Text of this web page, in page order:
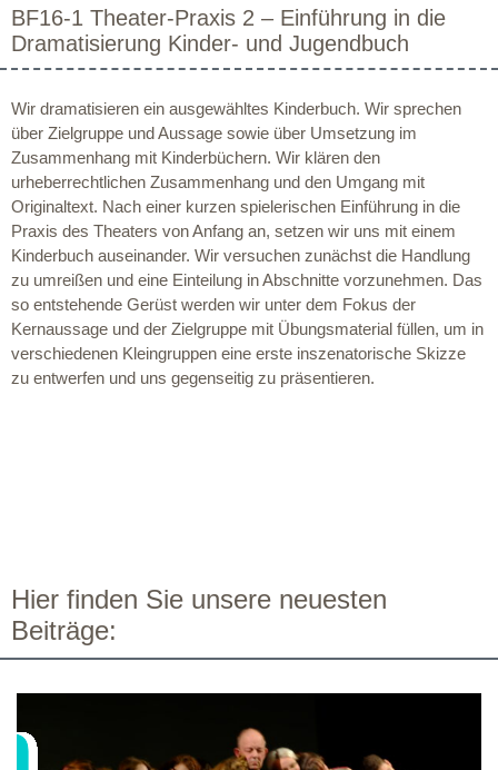
BF16-1 Theater-Praxis 2 – Einführung in die
Dramatisierung Kinder- und Jugendbuch
Wir dramatisieren ein ausgewähltes Kinderbuch. Wir sprechen
über Zielgruppe und Aussage sowie über Umsetzung im
Zusammenhang mit Kinderbüchern. Wir klären den
urheberrechtlichen Zusammenhang und den Umgang mit
Originaltext. Nach einer kurzen spielerischen Einführung in die
Praxis des Theaters von Anfang an, setzen wir uns mit einem
Kinderbuch auseinander. Wir versuchen zunächst die Handlung
zu umreißen und eine Einteilung in Abschnitte vorzunehmen. Das
so entstehende Gerüst werden wir unter dem Fokus der
Kernaussage und der Zielgruppe mit Übungsmaterial füllen, um in
verschiedenen Kleingruppen eine erste inszenatorische Skizze
zu entwerfen und uns gegenseitig zu präsentieren.
Hier finden Sie unsere neuesten
Beiträge: